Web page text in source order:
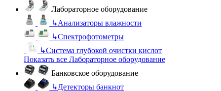
Лабораторное оборудование
↳Анализаторы влажности
↳Спектрофотометры
↳Система глубокой очистки кислот
Показать все Лабораторное оборудование
Банковское оборудование
↳Детекторы банкнот